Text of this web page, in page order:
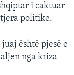
i caktuar
tjera politike.
është pjesë e
nga kriza